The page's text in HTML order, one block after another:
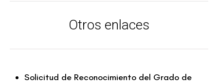
Otros enlaces
Solicitud de Reconocimiento del Grado de